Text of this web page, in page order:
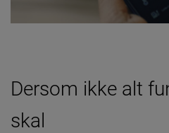
Dersom ikke alt
skal